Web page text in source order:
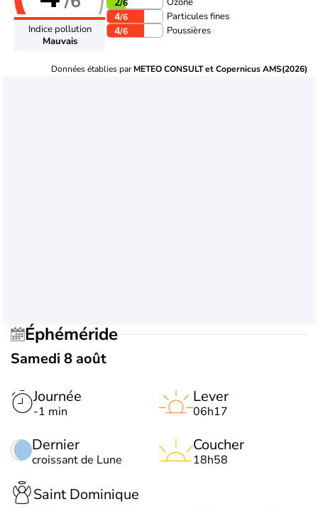
Indice pollution
Mauvais
/6
4/6 Particules fines
4/6 Poussières
Données établies parMETEO CONSULT et Copernicus AMS(2026)
Éphéméride
Samedi 8 août
Journée
-1 min
Dernier
croissant de Lune
Lever
06h17
Coucher
18h58
Saint Dominique